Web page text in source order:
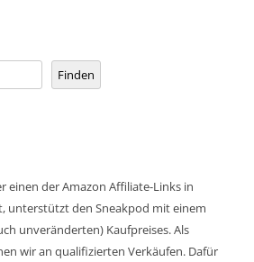
Finden
einen der Amazon Affiliate-Links in
unterstützt den Sneakpod mit einem
unveränderten) Kaufpreises. Als
wir an qualifizierten Verkäufen. Dafür